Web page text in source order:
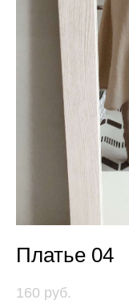
Платье 04
160 pуб.